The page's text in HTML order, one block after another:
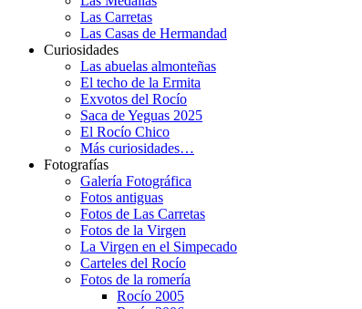
Las Carretas
Las Casas de Hermandad
Curiosidades
Las abuelas almonteñas
El techo de la Ermita
Exvotos del Rocío
Saca de Yeguas 2025
El Rocío Chico
Más curiosidades…
Fotografías
Galería Fotográfica
Fotos antiguas
Fotos de Las Carretas
Fotos de la Virgen
La Virgen en el Simpecado
Carteles del Rocío
Fotos de la romería
Rocío 2005